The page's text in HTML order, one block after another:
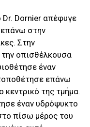
Dr. Dornier απέφυγε
επάνω στην
Στην
οπισθέλκουσα
έναν
επάνω
της τμήμα.
έναν υδρόψυκτο
πίσω μέρος του